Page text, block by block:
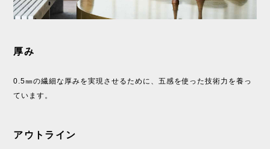
厚み
0.5㎜の繊細な厚みを実現させるために、五感を使った技術力を養っ
ています。
アウトライン